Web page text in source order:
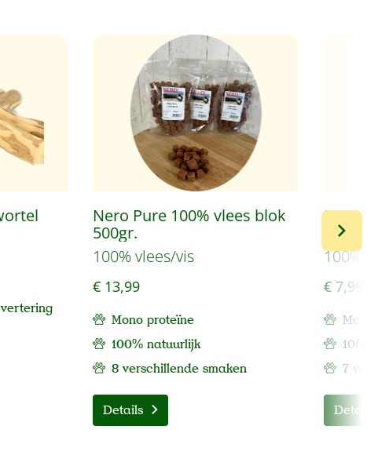
Nero Pure 100% vlees blok
500gr.
100% vlees/vis
€ 13,99
Mono proteïne
100% natuurlijk
8 verschillende smaken
Details
Nero
100%
€ 7,99
7
Details